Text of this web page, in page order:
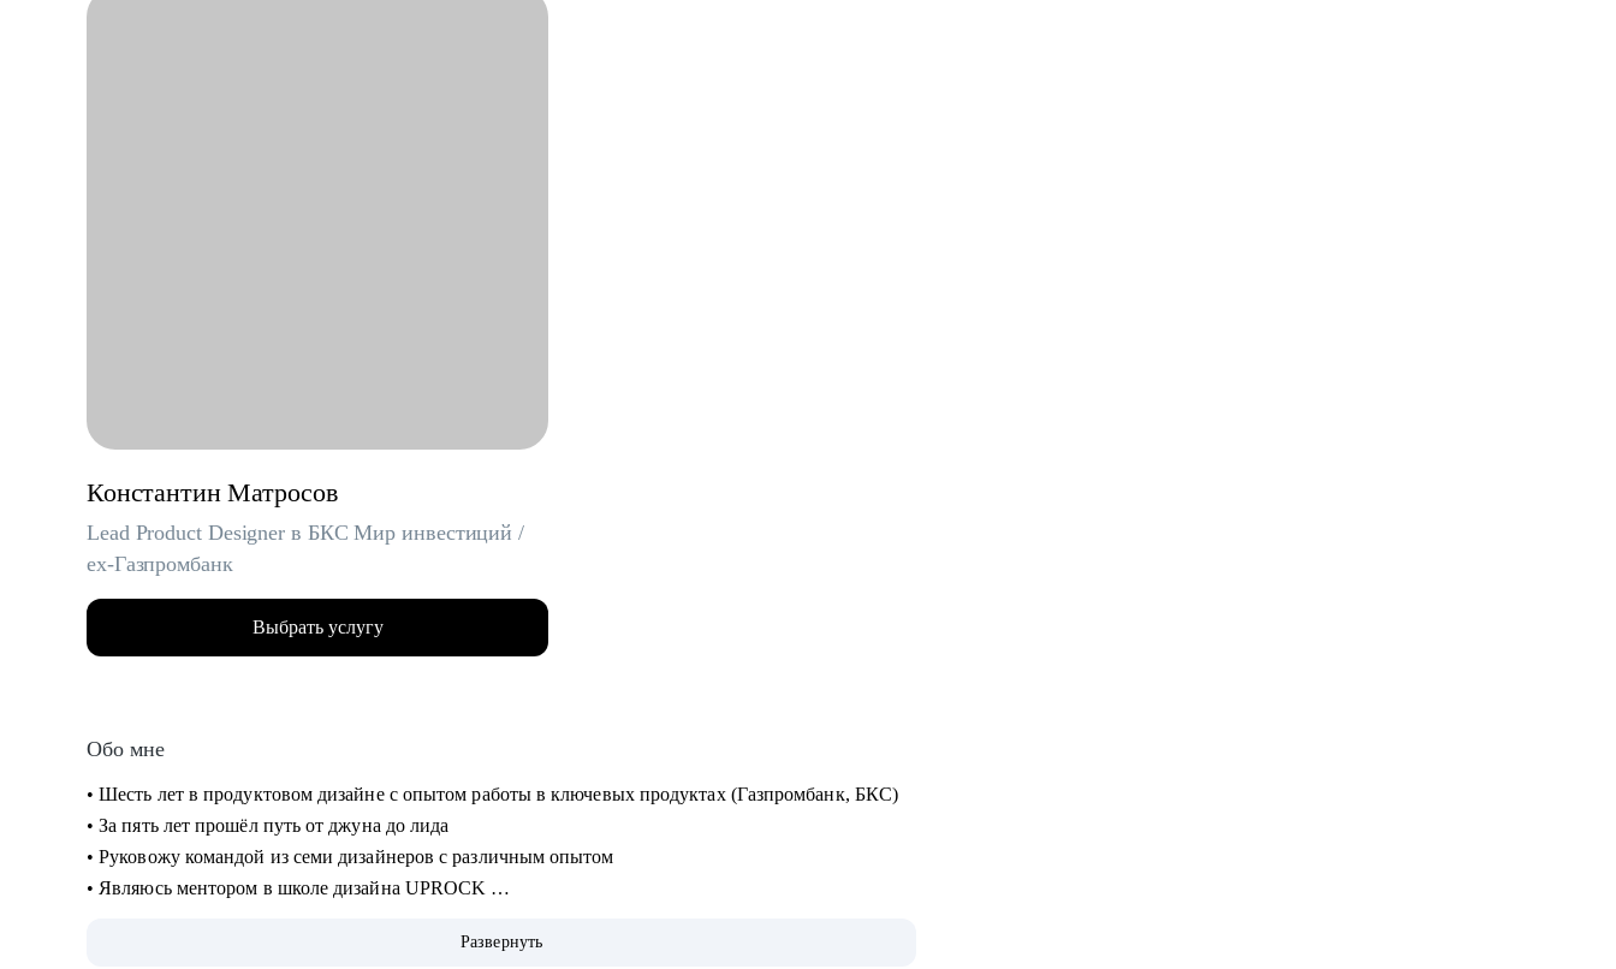
Константин Матросов
Lead Product Designer в БКС Мир инвестиций /
ex-Газпромбанк
Выбрать услугу
Обо мне
• Шесть лет в продуктовом дизайне с опытом работы в ключевых продуктах (Газпромбанк, БКС)
• За пять лет прошёл путь от джуна до лида
• Руковожу командой из семи дизайнеров с различным опытом
• Являюсь ментором в школе дизайна UPROCK
• Отсмотрел и проанализировал 700+ резюмеРазвернуть